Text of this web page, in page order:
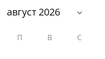
П В С